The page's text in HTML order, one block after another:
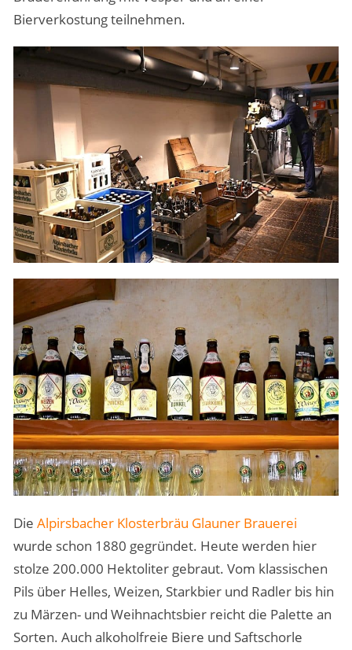
Bierverkostung teilnehmen.
Die Alpirsbacher Klosterbräu Glauner Brauerei
wurde schon 1880 gegründet. Heute werden hier
stolze 200.000 Hektoliter gebraut. Vom klassischen
Pils über Helles, Weizen, Starkbier und Radler bis hin
zu Märzen- und Weihnachtsbier reicht die Palette an
Sorten. Auch alkoholfreie Biere und Saftschorle